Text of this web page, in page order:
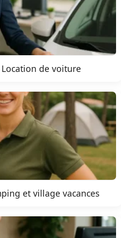
de voiture
et village vacances